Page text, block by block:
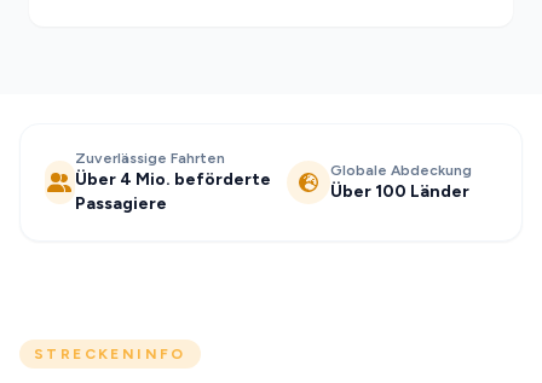
Zuverlässige Fahrten
Über 4 Mio. beförderte
Passagiere
Globale Abdeckung
Über 100 Länder
STRECKENINFO